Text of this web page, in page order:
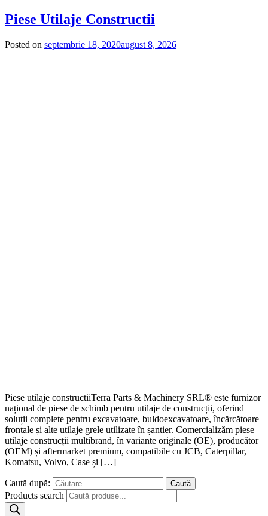
Piese Utilaje Constructii
Posted on septembrie 18, 2020august 8, 2026
Piese utilaje constructiiTerra Parts & Machinery SRL® este furnizor
național de piese de schimb pentru utilaje de construcții, oferind
soluții complete pentru excavatoare, buldoexcavatoare, încărcătoare
frontale și alte utilaje grele utilizate în șantier. Comercializăm piese
utilaje construcții multibrand, în variante originale (OE), producător
(OEM) și aftermarket premium, compatibile cu JCB, Caterpillar,
Komatsu, Volvo, Case și […]
Caută după:
Products search